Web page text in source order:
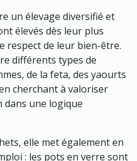
un élevage diversifié et
élevés dès leur plus
respect de leur bien-être.
différents types de
de la feta, des yaourts
cherchant à valoriser
dans une logique
elle met également en
: les pots en verre sont